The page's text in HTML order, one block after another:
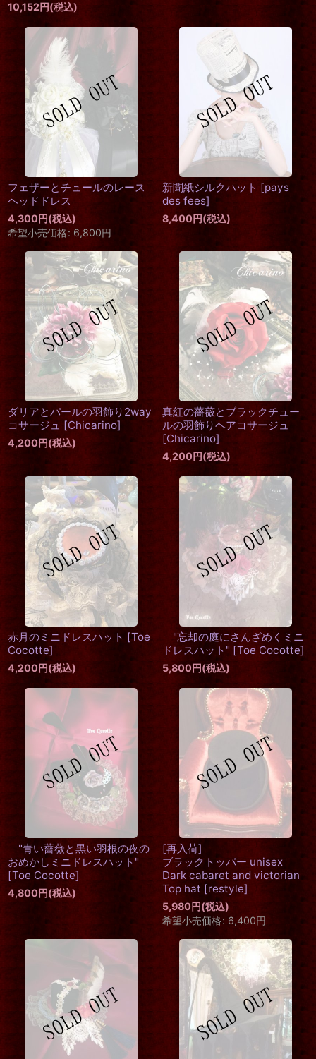
10,152円(税込)
フェザーとチュールのレース
ヘッドドレス
4,300円(税込)
希望小売価格: 6,800円
新聞紙シルクハット [pays
des fees]
8,400円(税込)
ダリアとパールの羽飾り2way
コサージュ [Chicarino]
4,200円(税込)
真紅の薔薇とブラックチュー
ルの羽飾りヘアコサージュ
[Chicarino]
4,200円(税込)
赤月のミニドレスハット [Toe
Cocotte]
4,200円(税込)
"忘却の庭にさんざめくミニ
ドレスハット" [Toe Cocotte]
5,800円(税込)
"青い薔薇と黒い羽根の夜の
おめかしミニドレスハット"
[Toe Cocotte]
4,800円(税込)
[再入荷]
ブラックトッパー unisex
Dark cabaret and victorian
Top hat [restyle]
5,980円(税込)
希望小売価格: 6,400円